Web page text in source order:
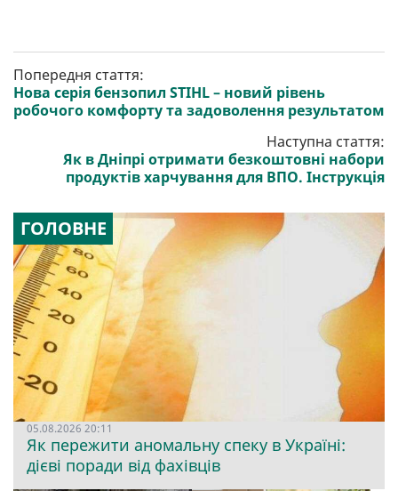
Попередня стаття:
Нова серія бензопил STIHL – новий рівень
робочого комфорту та задоволення результатом
Наступна стаття:
Як в Дніпрі отримати безкоштовні набори
продуктів харчування для ВПО. Інструкція
ГОЛОВНЕ
05.08.2026 20:11
Як пережити аномальну спеку в Україні:
дієві поради від фахівців